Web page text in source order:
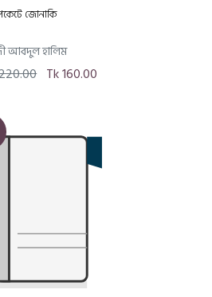
জোনাকি
আবদুল হালিম
Tk 160.00